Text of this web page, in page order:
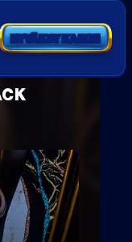
HYVÄKSY KAIKKI